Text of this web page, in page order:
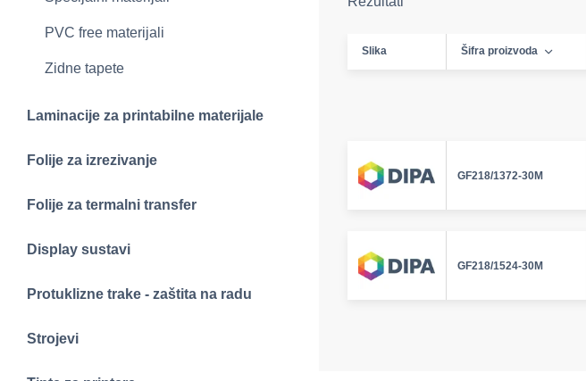
PVC free materijali
Zidne tapete
Laminacije za printabilne materijale
Folije za izrezivanje
Folije za termalni transfer
Display sustavi
Protuklizne trake - zaštita na radu
Strojevi
Slika Šifra proizvoda
GF218/1372-30M
GF218/1524-30M